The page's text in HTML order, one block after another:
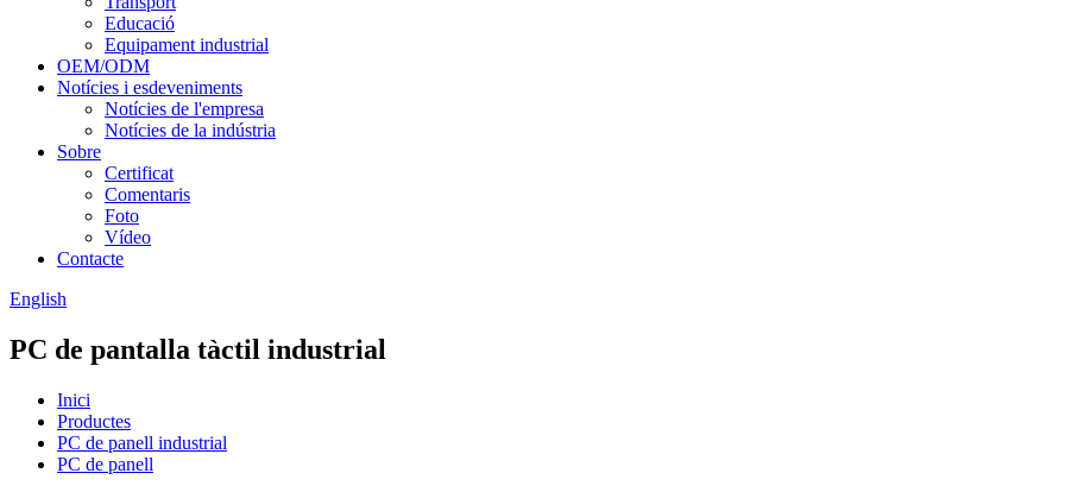
Educació
Equipament industrial
OEM/ODM
Notícies i esdeveniments
Notícies de l'empresa
Notícies de la indústria
Sobre
Certificat
Comentaris
Foto
Vídeo
Contacte
English
PC de pantalla tàctil industrial
Inici
Productes
PC de panell industrial
PC de panell